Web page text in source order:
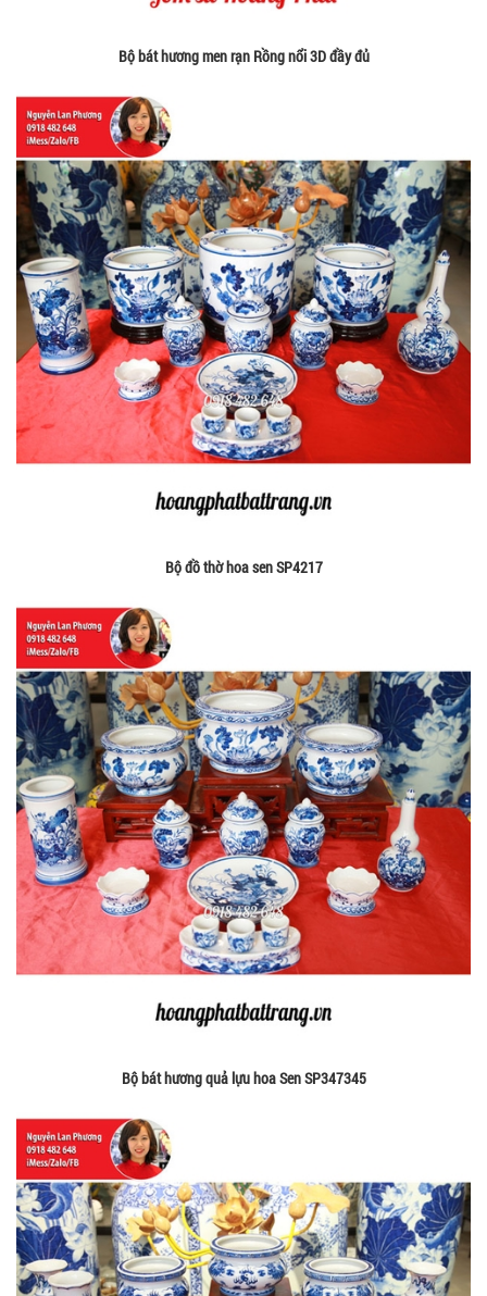
Bộ bát hương men rạn Rồng nổi 3D đầy đủ
Bộ đồ thờ hoa sen SP4217
Bộ bát hương quả lựu hoa Sen SP347345